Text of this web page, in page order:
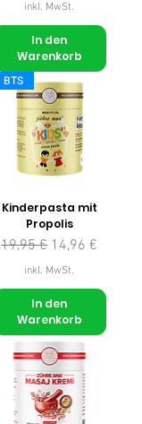
inkl. MwSt.
In den
Warenkorb
BTS
Kinderpasta mit
Propolis
Standardpreis
19,95 € Sale-Preis
14,96 €
inkl. MwSt.
In den
Warenkorb